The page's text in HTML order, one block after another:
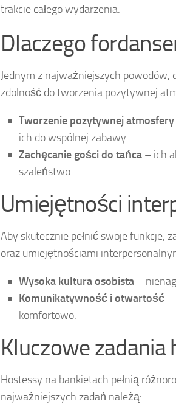
trakcie całego wydarzenia.
Dlaczego
Jednym z najważniejszych powodów,
zdolność do tworzenia pozytywnej
Tworzenie pozytywnej atmosfery
ich do wspólnej zabawy.
Zachęcanie gości do tańca – ich
szaleństwo.
Umiejętności
Aby skutecznie pełnić swoje funkcje,
oraz umiejętnościami
Wysoka kultura osobista –
Komunikatywność i otwartość –
komfortowo.
Kluczowe zadania
Hostessy na bankietach pełnią
najważniejszych zadań należą: